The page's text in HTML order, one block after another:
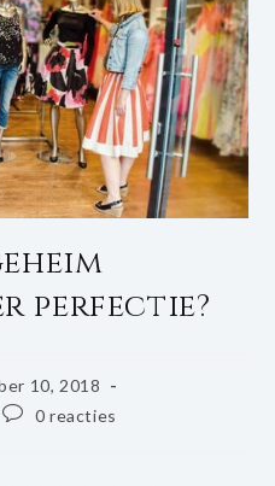
perfectie?
10, 2018
0 reacties